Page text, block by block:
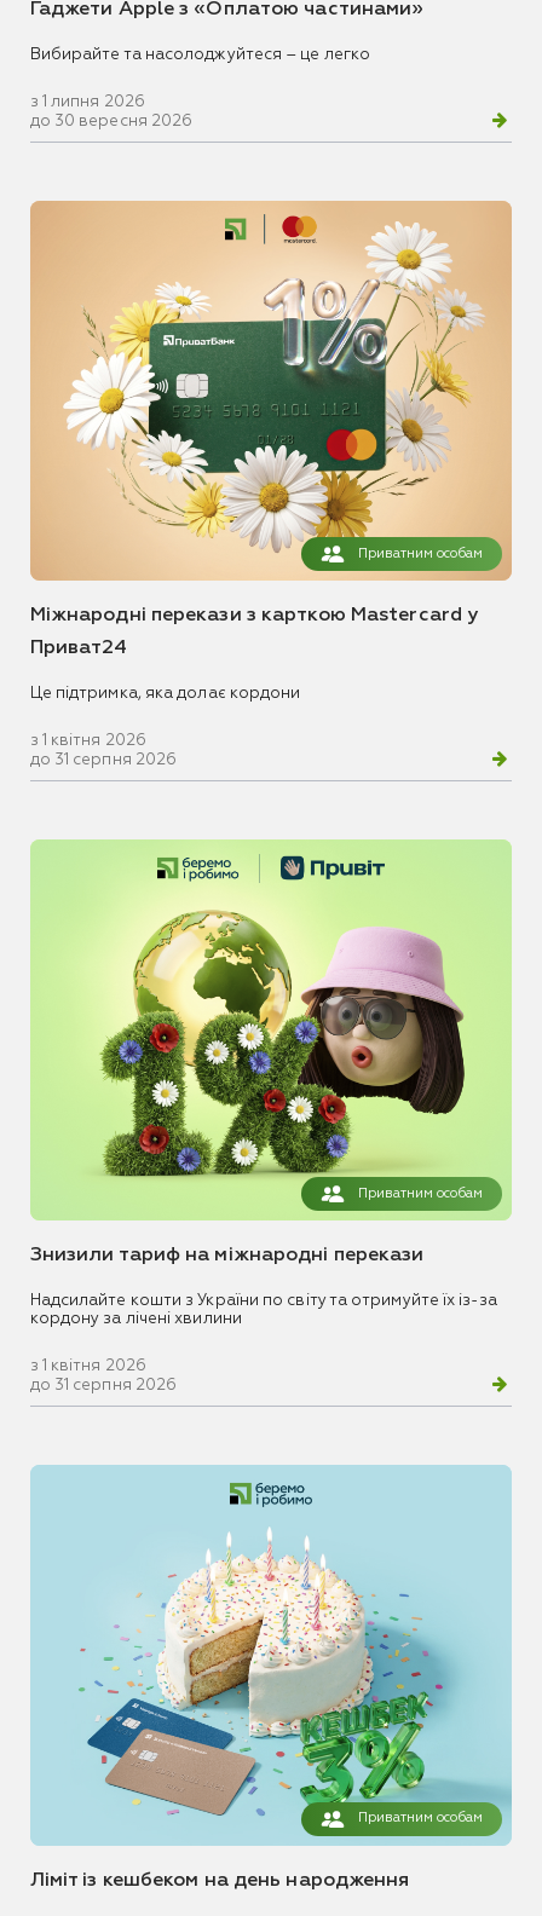
Гаджети Apple з «Оплатою частинами»
Вибирайте та насолоджуйтеся – це легко
з 1 липня 2026
до 30 вересня 2026
Приватним особам
Міжнародні перекази з карткою Mastercard у
Приват24
Це підтримка, яка долає кордони
з 1 квітня 2026
до 31 серпня 2026
Приватним особам
Знизили тариф на міжнародні перекази
Надсилайте кошти з України по світу та отримуйте їх із-за
кордону за лічені хвилини
з 1 квітня 2026
до 31 серпня 2026
Приватним особам
Ліміт із кешбеком на день народження